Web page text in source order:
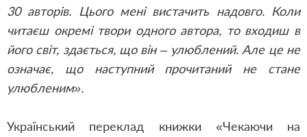
30 авторів. Цього мені вистачить надовго. Коли
читаєш окремі твори одного автора, то входиш в
його світ, здається, що він – улюблений. Але це не
означає, що наступний прочитаний не стане
улюбленим».
Український переклад книжки «Чекаючи на